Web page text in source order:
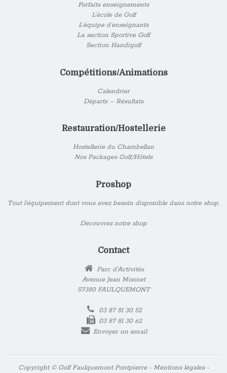
Forfaits enseignements
L’école de Golf
L’équipe d’enseignants
La section Sportive Golf
Section Handigolf
Compétitions/Animations
Calendrier
Départs – Résultats
Restauration/Hostellerie
Hostellerie du Chambellan
Nos Packages Golf/Hôtels
Proshop
Tout l’équipement dont vous avez besoin disponible dans notre shop.
Découvrez notre shop
Contact
Parc d'Activités
Avenue Jean Monnet
57380 FAULQUEMONT
03 87 81 30 52
03 87 81 30 62
Envoyer un email
Copyright © Golf Faulquemont Pontpierre - Mentions légales-